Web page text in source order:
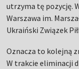
utrzyma tę pozycję.
Warszawa im.
Ukraiński Związek
Oznacza to kolejną
W trakcie eliminacji